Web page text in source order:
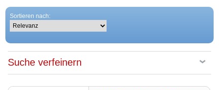
Sortieren nach:
Suche verfeinern